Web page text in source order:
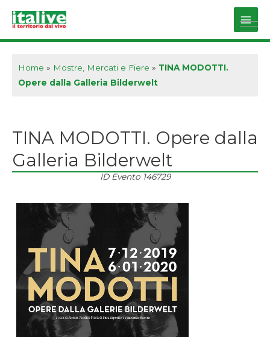
Main
Home » Mostre, Mercati e Fiere » TINA MODOTTI.
Opere dalla Galleria Bilderwelt
TINA MODOTTI. Opere dalla
Galleria Bilderwelt
ID Evento 146729